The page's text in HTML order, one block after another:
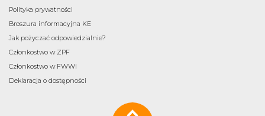
Polityka prywatności
Broszura informacyjna KE
Jak pożyczać odpowiedzialnie?
Członkostwo w ZPF
Członkostwo w FWWI
Deklaracja o dostępności